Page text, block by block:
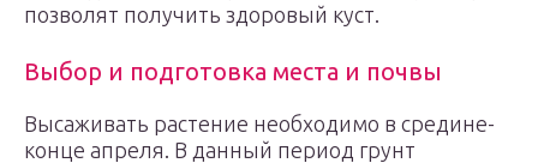
позволят получить здоровый куст.
Выбор и подготовка места и почвы
Высаживать растение необходимо в средине-
конце апреля. В данный период грунт